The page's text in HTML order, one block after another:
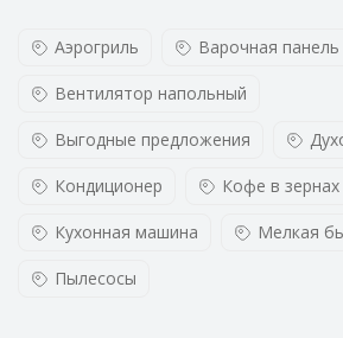
Аэрогриль Варочная
Вентилятор напольный
Выгодные предложения
Кондиционер Кофе в зернах
Кухонная машина Мелкая
Пылесосы